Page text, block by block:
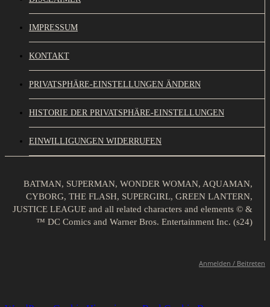
IMPRESSUM
KONTAKT
PRIVATSPHÄRE-EINSTELLUNGEN ÄNDERN
HISTORIE DER PRIVATSPHÄRE-EINSTELLUNGEN
EINWILLIGUNGEN WIDERRUFEN
BATMAN, SUPERMAN, WONDER WOMAN, AQUAMAN,
CYBORG, THE FLASH, SUPERGIRL, GREEN LANTERN,
JUSTICE LEAGUE and all related characters and elements © &
™ DC Comics and Warner Bros. Entertainment Inc. (s24)
Anmelden / Beitreten